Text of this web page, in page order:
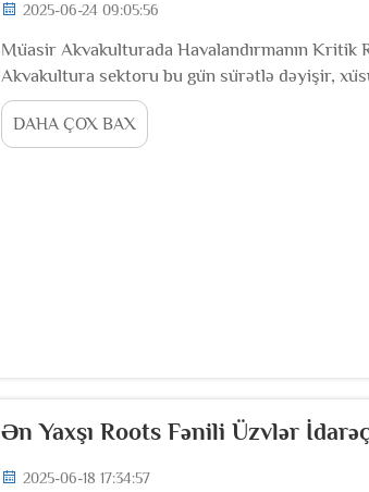
2025-06-24 09:05:56
Müasir Akvakulturada Havalandırmanın Kritik
Akvakultura sektoru bu gün sürətlə dəyişir,
eyni zamanda ətraf mühitə zərər verməmək
çünki kifayət qədər oksigen balıqların sağ
DAHA ÇOX BAX
Ən Yaxşı Roots Fənili Üzvlər
2025-06-18 17:34:57